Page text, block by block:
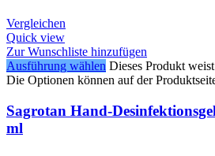
Vergleichen
Quick view
Zur Wunschliste hinzufügen
Ausführung wählen Dieses Produkt
Die Optionen können auf der
Sagrotan Hand-
ml